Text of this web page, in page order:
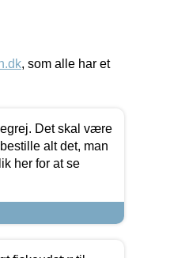
, som alle har et
Det skal være
alt det, man
her for at se